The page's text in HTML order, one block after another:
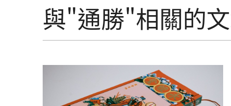
與"通勝"相關的